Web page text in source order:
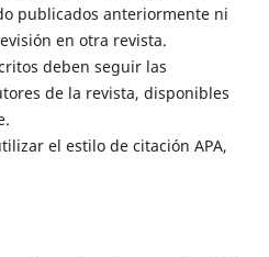
publicados anteriormente ni
en otra revista.
deben seguir las
de la revista, disponibles
el estilo de citación APA,